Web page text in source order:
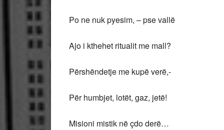
Po ne nuk pyesim, – pse vallë
Ajo i kthehet ritualit me mall?
Përshëndetje me kupë verë,-
Për humbjet, lotët, gaz, jetë!
Misioni mistik në çdo derë…